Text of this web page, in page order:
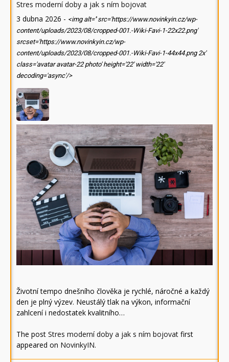
Stres moderní doby a jak s ním bojovat
3 dubna 2026 - <img alt='' src='https://www.novinkyin.cz/wp-
content/uploads/2023/08/cropped-001.-Wiki-Favi-1-22x22.png'
srcset='https://www.novinkyin.cz/wp-
content/uploads/2023/08/cropped-001.-Wiki-Favi-1-44x44.png 2x'
class='avatar avatar-22 photo' height='22' width='22'
decoding='async'/>
Životní tempo dnešního člověka je rychlé, náročné a každý
den je plný výzev. Neustálý tlak na výkon, informační
zahlcení i nedostatek kvalitního…
The post Stres moderní doby a jak s ním bojovat first
appeared on NovinkyIN.